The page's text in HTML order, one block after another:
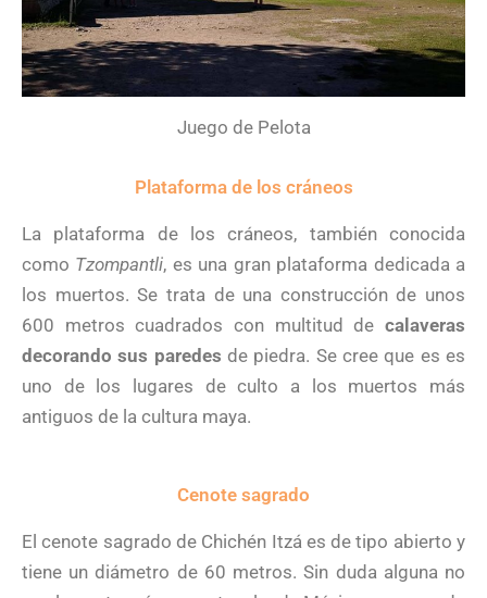
Juego de Pelota
Plataforma de los cráneos
La plataforma de los cráneos, también conocida
como Tzompantli, es una gran plataforma dedicada a
los muertos. Se trata de una construcción de unos
600 metros cuadrados con multitud de calaveras
decorando sus paredes de piedra. Se cree que es es
uno de los lugares de culto a los muertos más
antiguos de la cultura maya.
Cenote sagrado
El cenote sagrado de Chichén Itzá es de tipo abierto y
tiene un diámetro de 60 metros. Sin duda alguna no